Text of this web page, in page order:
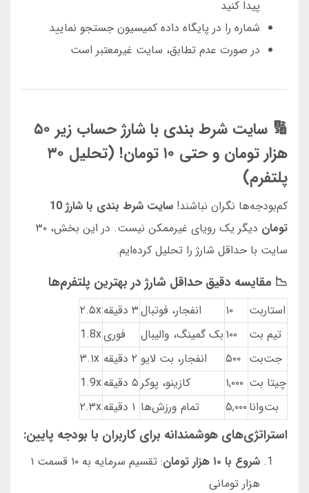
پیدا کنید
شماره را در پایگاه داده کمیسیون جستجو نمایید
در صورت عدم تطابق، سایت غیرمعتبر است
🔢 سایت شرط بندی با شارژ حساب زیر ۵۰
هزار تومان و حتی ۱۰ تومان! (تحلیل ۳۰
پلتفرم)
کم‌بودجه‌ها نگران نباشند!
سایت شرط بندی با شارژ 10
تومان
دیگر یک رویای غیرممکن نیست. در این بخش، ۳۰
سایت با حداقل شارژ را تحلیل کرده‌ایم.
📉 مقایسه دقیق حداقل شارژ در بهترین پلتفرم‌ها
استاربت ۱۰ انفجار، فوتبال۳ دقیقه
۲.۵x
تیم بت
۱۰۰ بک گمینگ، والیبال فوری1.8x
جت‌بت ۵۰۰ انفجار، بت لایو ۲ دقیقه
۳.۱x
چیتا بت ۱,۰۰۰ کازینو، پوکر۵ دقیقه
1.9x
بت‌وانا۵,۰۰۰ تمام ورزش‌ها ۱ دقیقه ۲.۳x
استراتژی‌های هوشمندانه برای کاربران با بودجه پایین:
شروع با ۱۰ هزار تومان
: تقسیم سرمایه به ۱۰ قسمت ۱
هزار تومانی